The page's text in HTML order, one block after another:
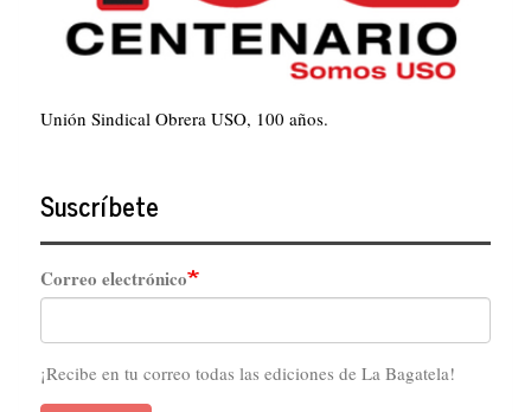
Unión Sindical Obrera USO, 100 años.
Suscríbete
Correo electrónico
¡Recibe en tu correo todas las ediciones de La Bagatela!